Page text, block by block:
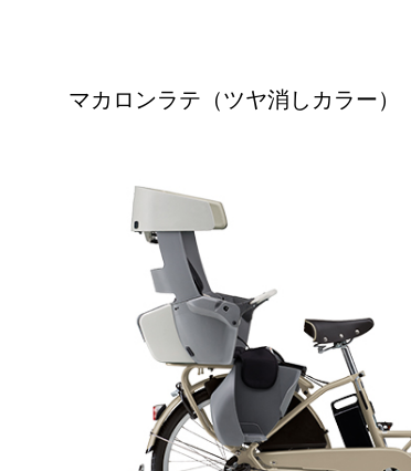
マカロンラテ（ツヤ消しカラー）